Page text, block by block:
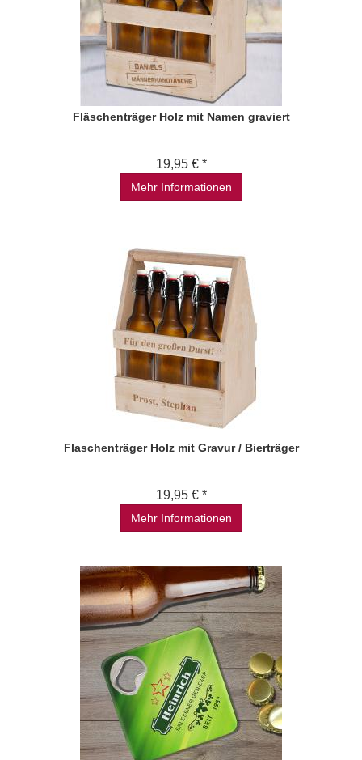
Fläschenträger Holz mit Namen graviert
19,95 € *
Mehr Informationen
Flaschenträger Holz mit Gravur / Bierträger
19,95 € *
Mehr Informationen